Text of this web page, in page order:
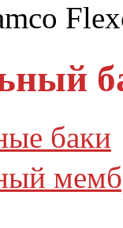
баки